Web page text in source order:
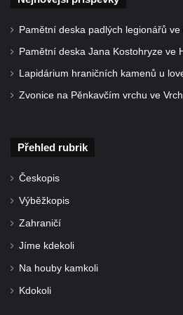
Pomník prvního a druhého odboje v
Starých Křečanech
Tyršových sadech v Jablonci nad
Pamětní desky obětem 1. světové
kapli svaté Alžběty Durynské v
Pamětní deska padlých legionářů
Pamětní deska Jana Kostohryze ve
Lapidárium hraničních kamenů u
Zvonice na Pěnkavčím vrchu ve
Přehled rubrik
Českopis
Výběžkopis
Zahraničí
Jíme kdekoli
Na houby kamkoli
Kdokoli